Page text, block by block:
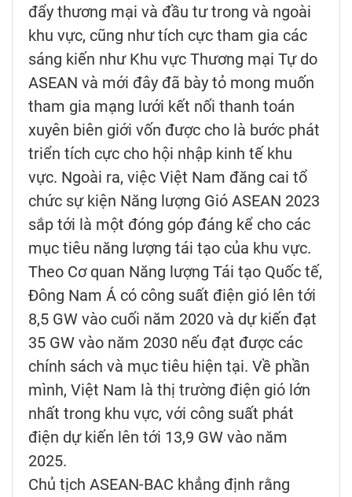
đẩy thương mại và đầu tư trong và ngoài
khu vực, cũng như tích cực tham gia các
sáng kiến như Khu vực Thương mại Tự do
ASEAN và mới đây đã bày tỏ mong muốn
tham gia mạng lưới kết nối thanh toán
xuyên biên giới vốn được cho là bước phát
triển tích cực cho hội nhập kinh tế khu
vực. Ngoài ra, việc Việt Nam đăng cai tổ
chức sự kiện Năng lượng Gió ASEAN 2023
sắp tới là một đóng góp đáng kể cho các
mục tiêu năng lượng tái tạo của khu vực.
Theo Cơ quan Năng lượng Tái tạo Quốc tế,
Đông Nam Á có công suất điện gió lên tới
8,5 GW vào cuối năm 2020 và dự kiến đạt
35 GW vào năm 2030 nếu đạt được các
chính sách và mục tiêu hiện tại. Về phần
mình, Việt Nam là thị trường điện gió lớn
nhất trong khu vực, với công suất phát
điện dự kiến lên tới 13,9 GW vào năm
2025.
Chủ tịch ASEAN-BAC khẳng định rằng